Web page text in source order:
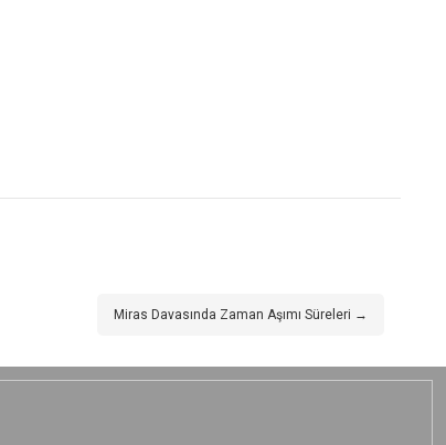
Miras Davasında Zaman Aşımı Süreleri →